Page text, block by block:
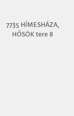
7735 HÍMESHÁZA,
HŐSÖK tere 8